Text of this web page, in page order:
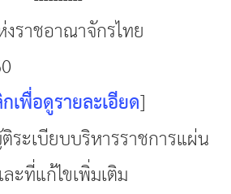
ราชอาณาจักรไทย
เพื่อดูรายละเอียด]
ะเบียบบริหารราชการแผ่น
ที่แก้ไขเพิ่มเติม